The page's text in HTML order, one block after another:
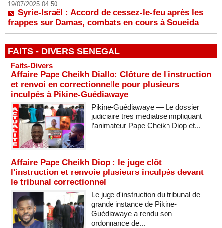
19/07/2025 04:50
Syrie-Israël : Accord de cessez-le-feu après les
frappes sur Damas, combats en cours à Soueida
FAITS - DIVERS SENEGAL
Faits-Divers
Affaire Pape Cheikh Diallo: Clôture de l'instruction
et renvoi en correctionnelle pour plusieurs
inculpés à Pikine-Guédiawaye
Pikine-Guédiawaye — Le dossier
judiciaire très médiatisé impliquant
l’animateur Pape Cheikh Diop et...
Affaire Pape Cheikh Diop : le juge clôt
l'instruction et renvoie plusieurs inculpés devant
le tribunal correctionnel
Le juge d'instruction du tribunal de
grande instance de Pikine-
Guédiawaye a rendu son
ordonnance de...